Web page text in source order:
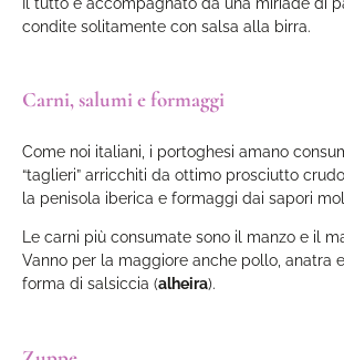
condite solitamente con salsa alla birra.
Carni, salumi e formaggi
Come noi italiani, i portoghesi amano
“taglieri” arricchiti da ottimo prosciutto
la penisola iberica e formaggi dai sapori
Le carni più consumate sono il manzo e il
Vanno per la maggiore anche pollo, anatra
forma di salsiccia (alheira).